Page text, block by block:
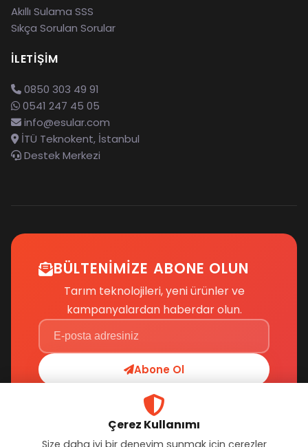
Akıllı Sulama SSS
Sıkça Sorulan Sorular
İLETIŞIM
0850 303 49 91
0541 247 45 05
info@esular.com
İTÜ Teknokent, İstanbul
Destek Merkezi
BÜLTENIMIZE ABONE OLUN
Tarım teknolojileri, yeni ürünler ve
kampanyalardan haberdar olun.
Abone Ol
Çerez Kullanımı
Size daha iyi bir deneyim sunmak için çerezler